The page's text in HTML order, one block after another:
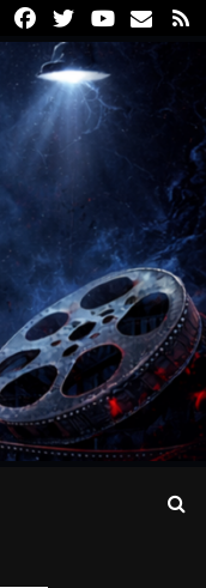
FacebookTwitterYoutube
Email